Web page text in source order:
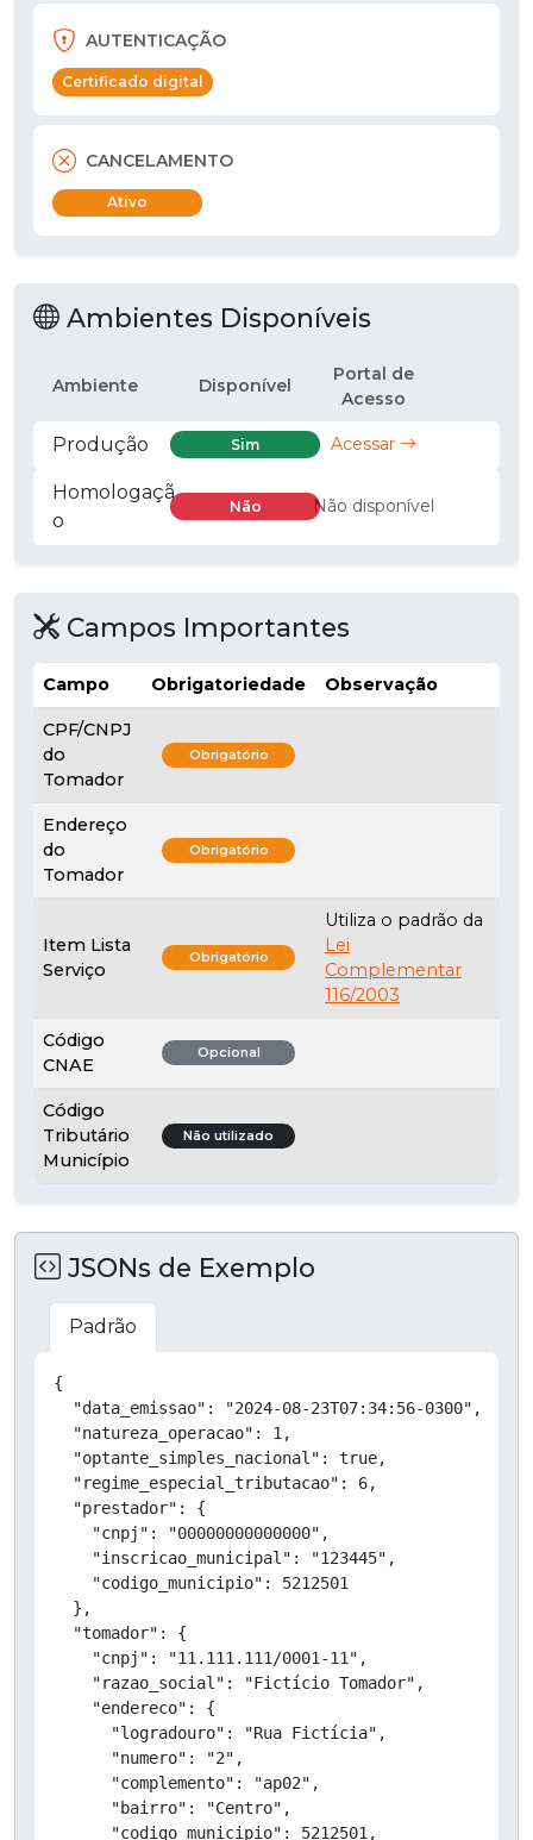
AUTENTICAÇÃO
Certificado digital
CANCELAMENTO
Ativo
Ambientes Disponíveis
Ambiente Disponível
Portal de
Acesso
Produção Sim Acessar
Homologaçã
o
Não Não disponível
Campos Importantes
Campo Obrigatoriedade Observação
CPF/CNPJ
do
Tomador
Obrigatório
Endereço
do
Tomador
Obrigatório
Item Lista
Serviço
Obrigatório
Utiliza o padrão da
Lei
Complementar
116/2003
Código
CNAE
Opcional
Código
Tributário
Município
Não utilizado
JSONs de Exemplo
Padrão
{
  "data_emissao": "2024-08-23T07:34:56-0300",
  "natureza_operacao": 1,
  "optante_simples_nacional": true,
  "regime_especial_tributacao": 6,
  "prestador": {
    "cnpj": "00000000000000",
    "inscricao_municipal": "123445",
    "codigo_municipio": 5212501
  },
  "tomador": {
    "cnpj": "11.111.111/0001-11",
    "razao_social": "Fictício Tomador",
    "endereco": {
      "logradouro": "Rua Fictícia",
      "numero": "2",
      "complemento": "ap02",
      "bairro": "Centro",
      "codigo_municipio": 5212501,